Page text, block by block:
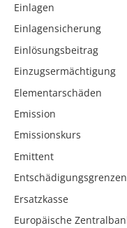
Einlagen
Einlagensicherung
Einlösungsbeitrag
Einzugsermächtigung
Elementarschäden
Emission
Emissionskurs
Emittent
Entschädigungsgrenzen
Ersatzkasse
Europäische